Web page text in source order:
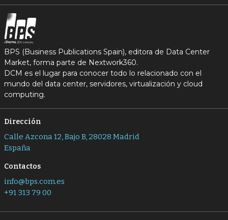
BPS (Business Publications Spain), editora de Data Center
Market, forma parte de Nextwork360.
DCM es el lugar para conocer todo lo relacionado con el
mundo del data center, servidores, virtualización y cloud
computing.
Dirección
Calle Azcona 12, Bajo B, 28028 Madrid
España
Contactos
info@bps.com.es
+91 313 79 00